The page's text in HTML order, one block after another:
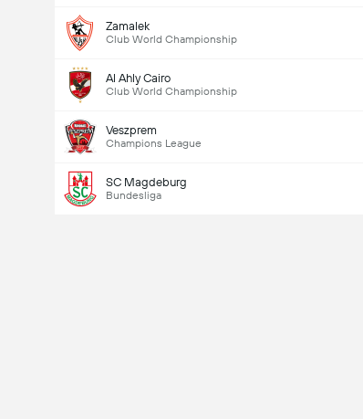
Zamalek
Club World Championship
Al Ahly Cairo
Club World Championship
Veszprem
Champions League
SC Magdeburg
Bundesliga